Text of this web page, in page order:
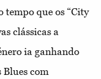
tempo que os “City
clássicas a
ia ganhando
Blues com